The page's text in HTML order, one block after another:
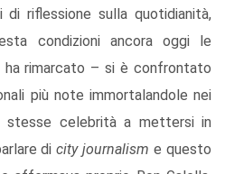
riflessione sulla quotidianità,
condizioni ancora oggi le
ha rimarcato – si è confrontato
più note immortalandole nei
celebrità a mettersi in
dicity journalism e questo